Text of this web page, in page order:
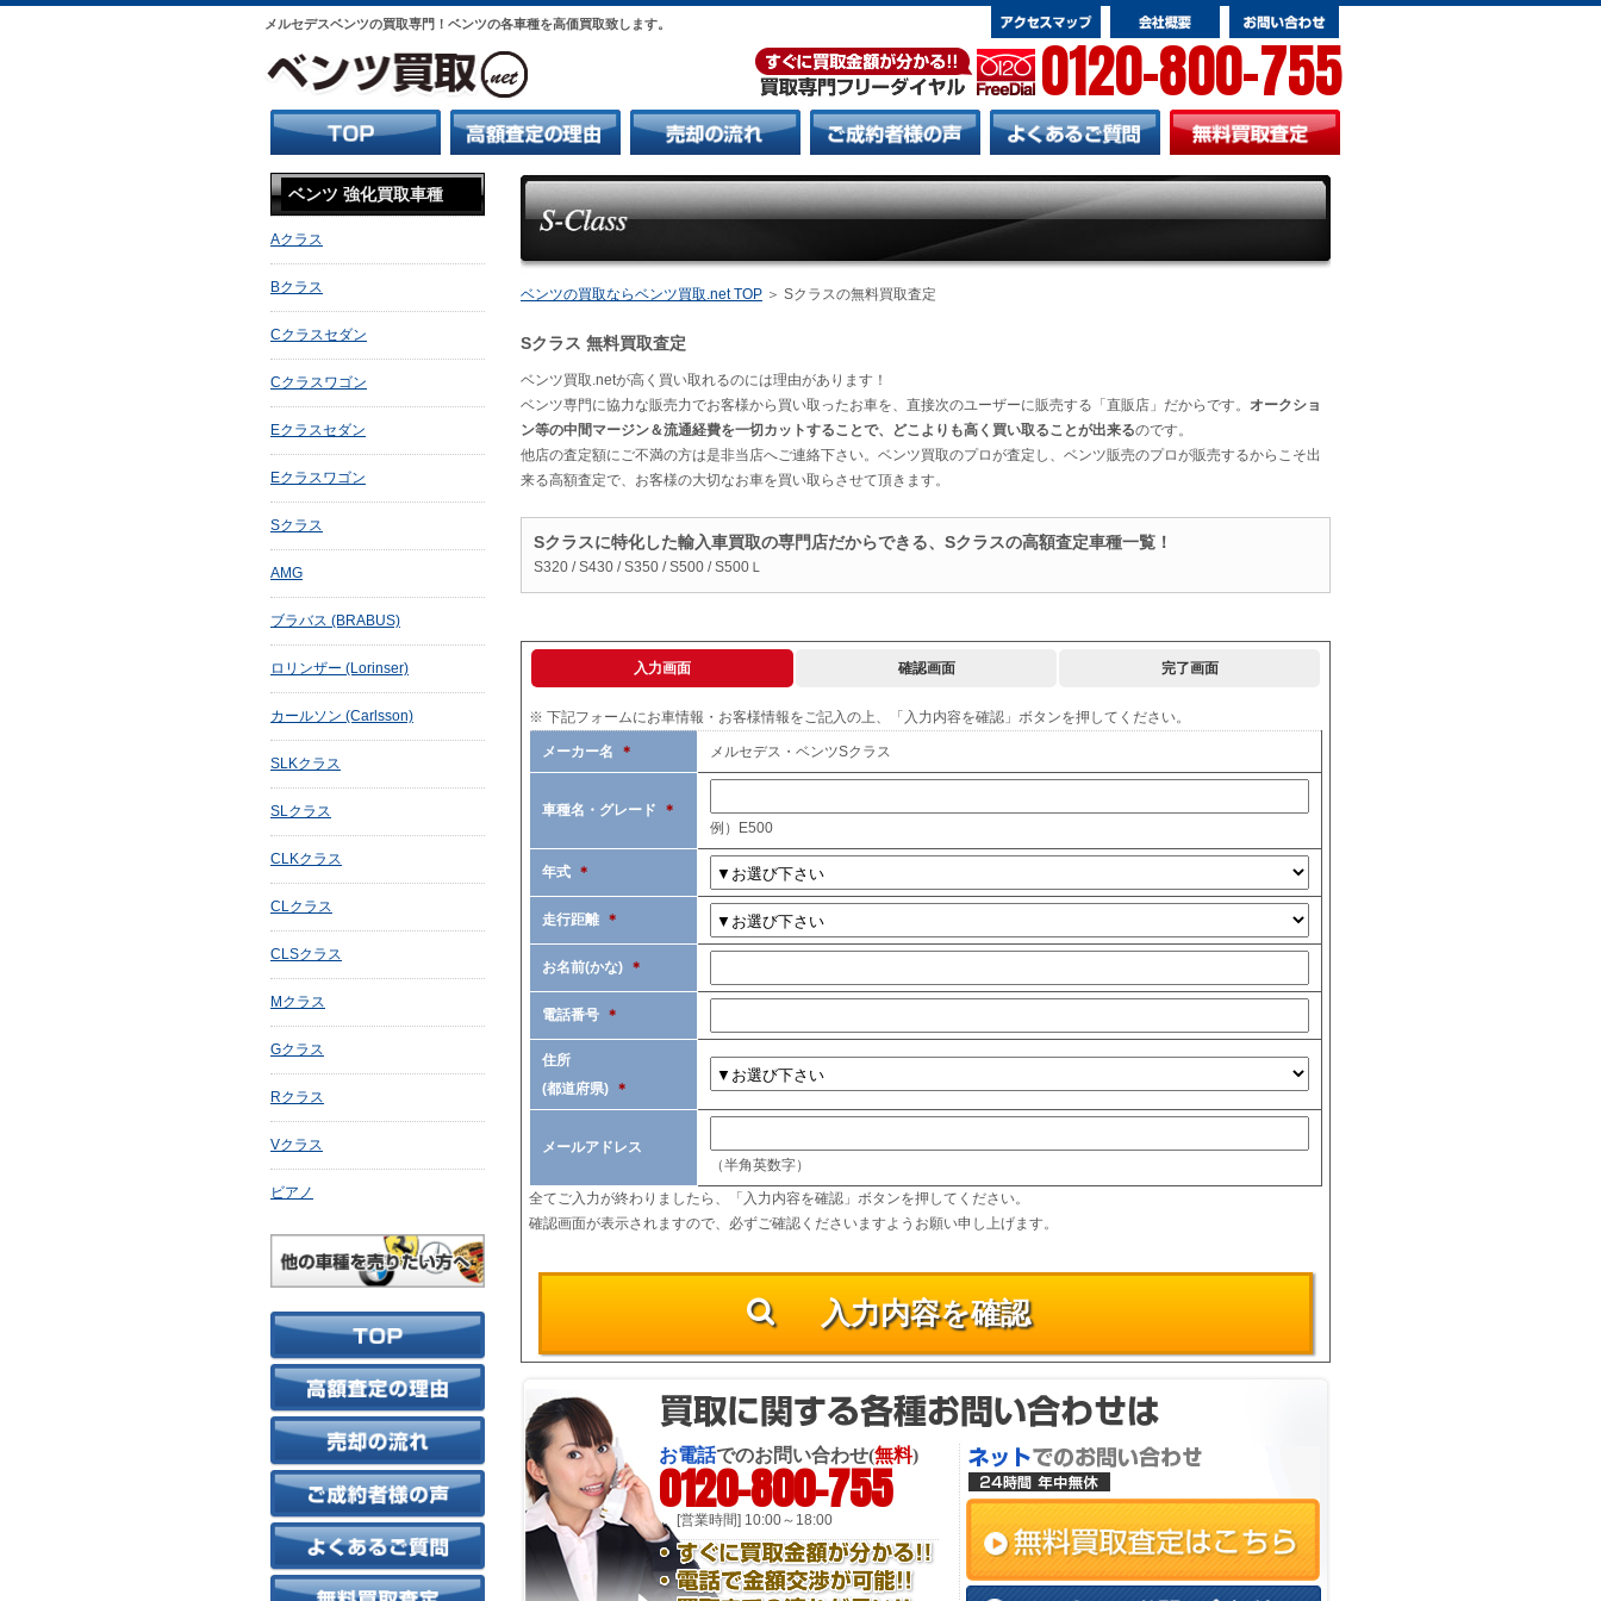
メルセデスベンツの買取専門！ベンツの各車種を高価買取致します。
0120-800-755
ベンツの買取ならベンツ買取.net TOP ＞ Sクラスの無料買取査定
Sクラス 無料買取査定
ベンツ買取.netが高く買い取れるのには理由があります！
ベンツ専門に協力な販売力でお客様から買い取ったお車を、直接次のユーザーに販売する「直販店」だからです。 オークショ
ン等の中間マージン＆流通経費を一切カットすることで、どこよりも高く買い取ることが出来るのです。
他店の査定額にご不満の方は是非当店へご連絡下さい。ベンツ買取のプロが査定し、ベンツ販売のプロが販売するからこそ出
来る高額査定で、お客様の大切なお車を買い取らさせて頂きます。
Sクラスに特化した輸入車買取の専門店だからできる、Sクラスの高額査定車種一覧！
S320 / S430 / S350 / S500 / S500Ｌ
入力画面 確認画面 完了画面
※ 下記フォームにお車情報・お客様情報をご記入の上、「入力内容を確認」ボタンを押してください。
メーカー名 ＊ メルセデス・ベンツSクラス
車種名・グレード
＊
例）E500
年式 ＊
走行距離 ＊
お名前(かな) ＊
電話番号 ＊
住所
(都道府県) ＊
メールアドレス
（半角英数字）
全てご入力が終わりましたら、「入力内容を確認」ボタンを押してください。
確認画面が表示されますので、必ずご確認くださいますようお願い申し上げます。
お電話でのお問い合わせ(無料)
0120-800-755
[営業時間] 10:00～18:00
ベンツ 強化買取車種
Aクラス
Bクラス
Cクラスセダン
Cクラスワゴン
Eクラスセダン
Eクラスワゴン
Sクラス
AMG
ブラバス (BRABUS)
ロリンザー (Lorinser)
カールソン (Carlsson)
SLKクラス
SLクラス
CLKクラス
CLクラス
CLSクラス
Mクラス
Gクラス
Rクラス
Vクラス
ビアノ